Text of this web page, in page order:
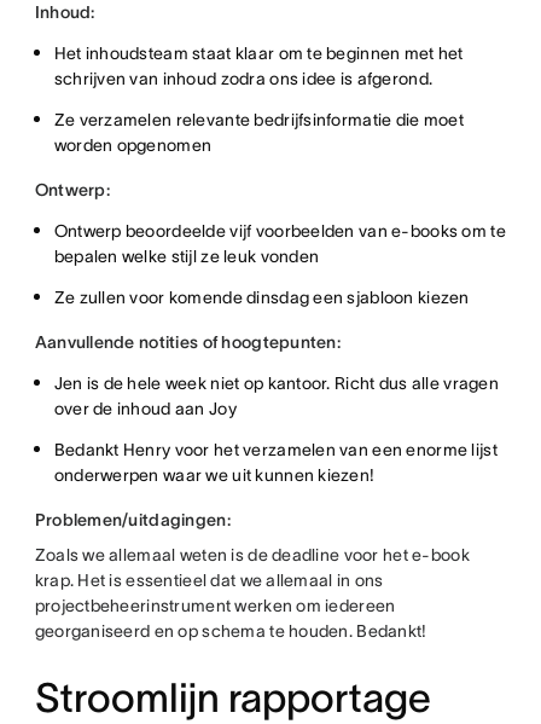
Inhoud:
Het inhoudsteam staat klaar om te beginnen met het
schrijven van inhoud zodra ons idee is afgerond.
Ze verzamelen relevante bedrijfsinformatie die moet
worden opgenomen
Ontwerp:
Ontwerp beoordeelde vijf voorbeelden van e-books om te
bepalen welke stijl ze leuk vonden
Ze zullen voor komende dinsdag een sjabloon kiezen
Aanvullende notities of hoogtepunten:
Jen is de hele week niet op kantoor. Richt dus alle vragen
over de inhoud aan Joy
Bedankt Henry voor het verzamelen van een enorme lijst
onderwerpen waar we uit kunnen kiezen!
Problemen/uitdagingen:
Zoals we allemaal weten is de deadline voor het e-book
krap. Het is essentieel dat we allemaal in ons
projectbeheerinstrument werken om iedereen
georganiseerd en op schema te houden. Bedankt!
Stroomlijn rapportage